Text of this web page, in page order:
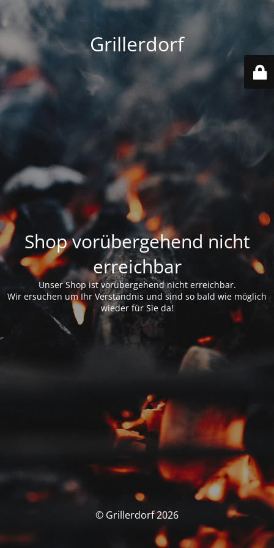
Grillerdorf
Shop vorübergehend nicht
erreichbar
Unser Shop ist vorübergehend nicht erreichbar.
Wir ersuchen um Ihr Verständnis und sind so bald wie möglich
wieder für Sie da!
© Grillerdorf 2026